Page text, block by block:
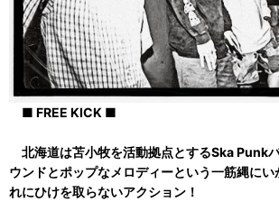
■ FREE KICK ■
北海道は苫小牧を活動拠点とするSka Punk
ウンドとポップなメロディーという一筋縄に
れにひけを取らないアクション！